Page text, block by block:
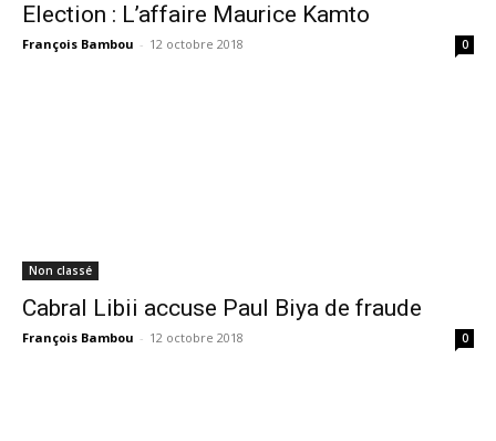
Election : L’affaire Maurice Kamto
François Bambou - 12 octobre 2018 0
Non classé
Cabral Libii accuse Paul Biya de fraude
François Bambou - 12 octobre 2018 0